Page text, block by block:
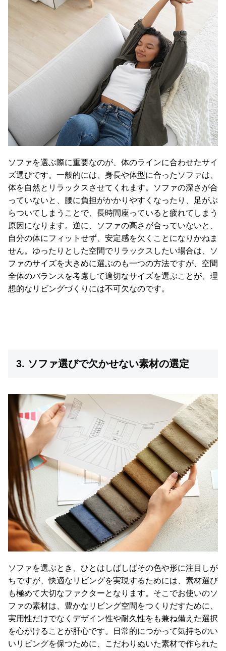
ソファを選ぶ際に重要なのが、体のラインに合わせたサイ
ズ選びです。一般的には、身長や体型に合ったソファは、
体を自然とリラックスさせてくれます。ソファの深さが合
っていないと、腰に負担がかかりやすくなったり、足がぶ
らついてしまうことで、長時間座っていると疲れてしまう
原因になります。逆に、ソファの高さが合っていないと、
自分の体にフィットせず、安定感を欠くことになりかねま
せん。ゆったりとした空間でリラックスしたい場合は、ソ
ファのサイズを大きめに選ぶのも一つの方法ですが、空間
全体のバランスを考慮して適切なサイズを選ぶことが、理
想的なリビングづくりには不可欠なのです。
3. ソファ選びで欠かせない素材の選定
ソファを選ぶとき、ひとはしばしばその色や形に注目しが
ちですが、快適なリビングを実現するためには、素材選び
も極めて大切なファクターとなります。そこでお使いのソ
ファの素材は、豊かなリビング空間をつくりだすために、
実用性だけでなくデザイン性や耐久性をも兼ね備えた選択
を心がけることが肝心です。日常的につかって気持ちのい
いリビングを保つために、こだわりぬいた素材で作られた